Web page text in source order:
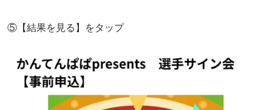
⑤【結果を見る】をタップ